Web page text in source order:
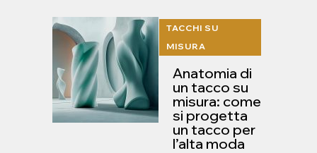
TACCHI SU
MISURA
Anatomia di
un tacco su
misura: come
si progetta
un tacco per
l’alta moda